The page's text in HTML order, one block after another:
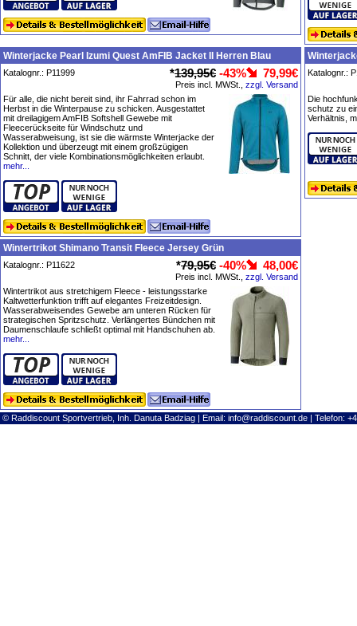
Winterjacke Pearl Izumi Quest AmFIB Jacket II Herren Blau
Katalognr.: P11999 *139,95€ -43% 79,99€
Preis incl. MWSt., zzgl. Versand
Für alle, die nicht bereit sind, ihr Fahrrad schon im
Herbst in die Winterpause zu schicken. Ausgestattet
mit dreilagigem AmFIB Softshell Gewebe mit
Fleecerückseite für Windschutz und
Wasserabweisung, ist sie die wärmste Winterjacke der
Kollektion und überzeugt mit einem großzügigen
Schnitt, der viele Kombinationsmöglichkeiten erlaubt.
mehr...
Katalognr.:
Die
schutz zu
Verhältnis,
Wintertrikot Shimano Transit Fleece Jersey Grün
Katalognr.: P11622 *79,95€ -40% 48,00€
Preis incl. MWSt., zzgl. Versand
Wintertrikot aus stretchigem Fleece - leistungsstarke
Kaltwetterfunktion trifft auf elegantes Freizeitdesign.
Wasserabweisendes Gewebe am unteren Rücken für
strategischen Spritzschutz. Verlängertes Bündchen mit
Daumenschlaufe schließt optimal mit Handschuhen ab.
mehr...
© Raddiscount Sportvertrieb, Inh. Danuta Badziag | Email: info@raddiscount.de | Telefon: